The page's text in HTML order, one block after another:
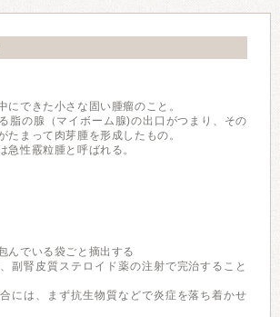
にできた小さな固い腫瘤のこと。
脂の腺（マイボーム腺)の出口がつまり、その
たまって肉芽腫を形成したもの。
急性霰粒腫と呼ばれる。
んでいる袋ごと摘出する
副腎皮質ステロイド薬の注射で完治すること
には、まず抗生物質などで炎症を落ち着かせ